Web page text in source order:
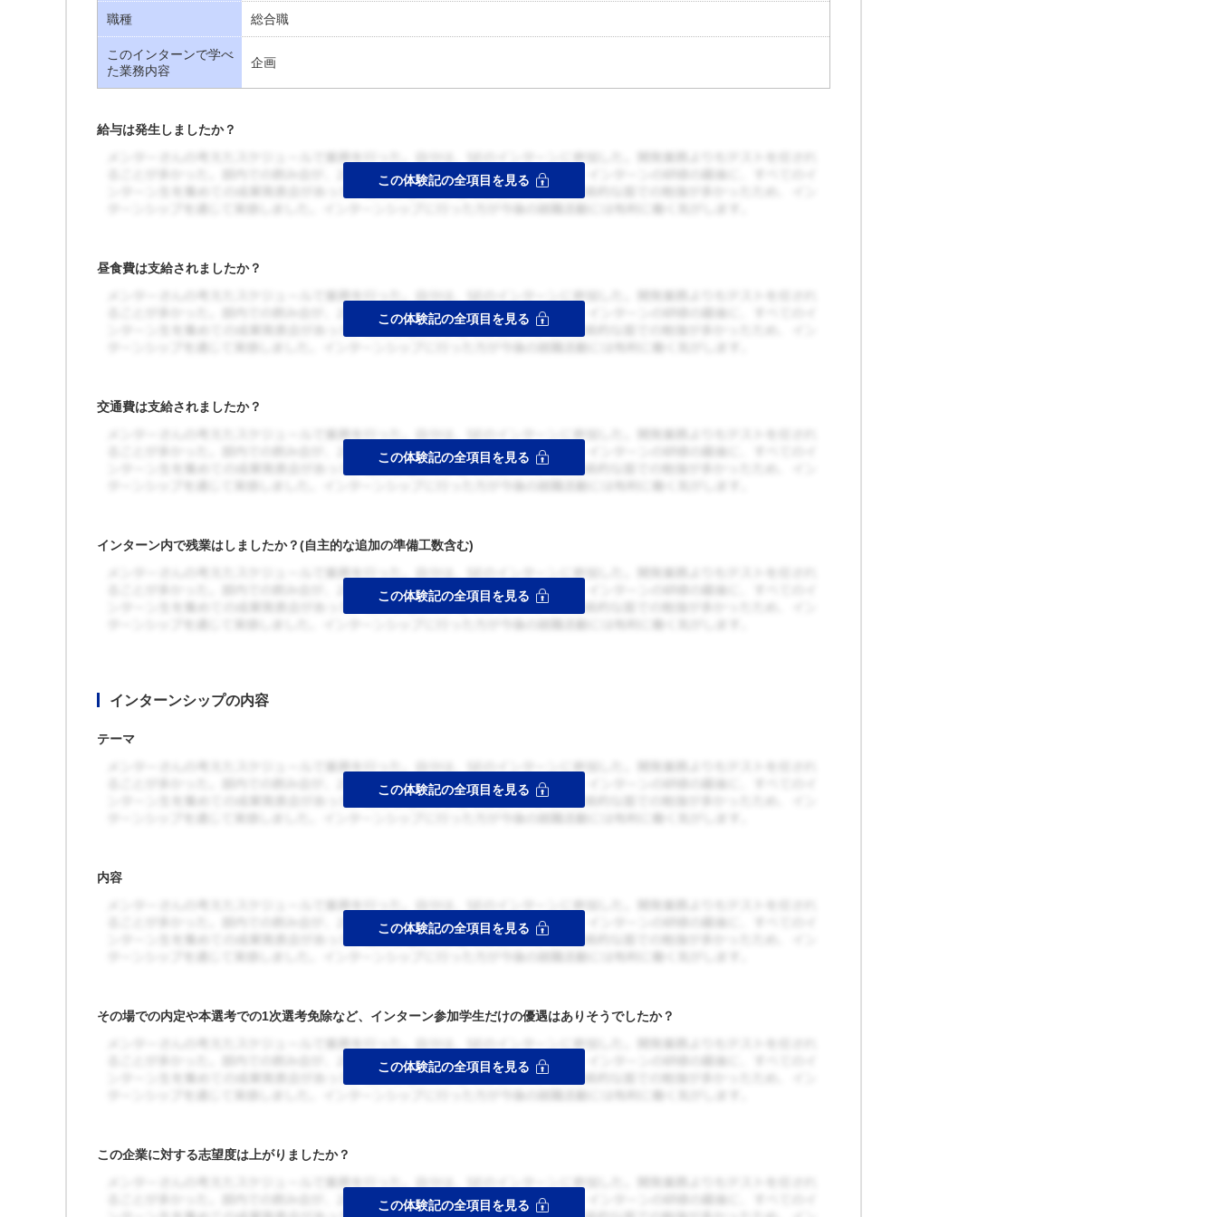
職種 総合職
このインターンで学べ
た業務内容
企画
給与は発生しましたか？
昼食費は支給されましたか？
交通費は支給されましたか？
インターン内で残業はしましたか？(自主的な追加の準備工数含む)
インターンシップの内容
テーマ
内容
その場での内定や本選考での1次選考免除など、インターン参加学生だけの優遇はありそうでしたか？
この企業に対する志望度は上がりましたか？